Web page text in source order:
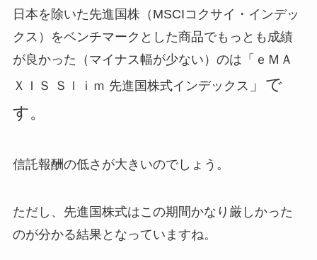
日本を除いた先進国株（MSCIコクサイ・インデッ
クス）をベンチマークとした商品でもっとも成績
が良かった（マイナス幅が少ない）のは「ｅＭＡ
ＸＩＳ Ｓｌｉｍ 先進国株式インデックス 」で
す。
信託報酬の低さが大きいのでしょう。
ただし、先進国株式はこの期間かなり厳しかった
のが分かる結果となっていますね。